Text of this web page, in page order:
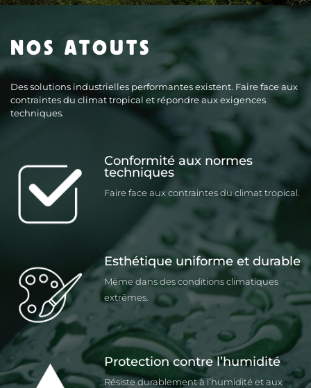
NOS ATOUTS
Des solutions industrielles performantes existent. Faire face aux
contraintes du climat tropical et répondre aux exigences
techniques.
Conformité aux normes
techniques
Faire face aux contraintes du climat tropical.
Esthétique uniforme et durable
Même dans des conditions climatiques
extrêmes.
Protection contre l’humidité
Résiste durablement à l’humidité et aux